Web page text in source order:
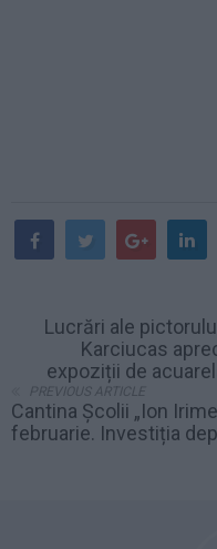
Lucrări ale
Karciucas
expoziții de
PREVIOUS ARTICLE
Cantina Școlii „Ion
februarie. Investiția